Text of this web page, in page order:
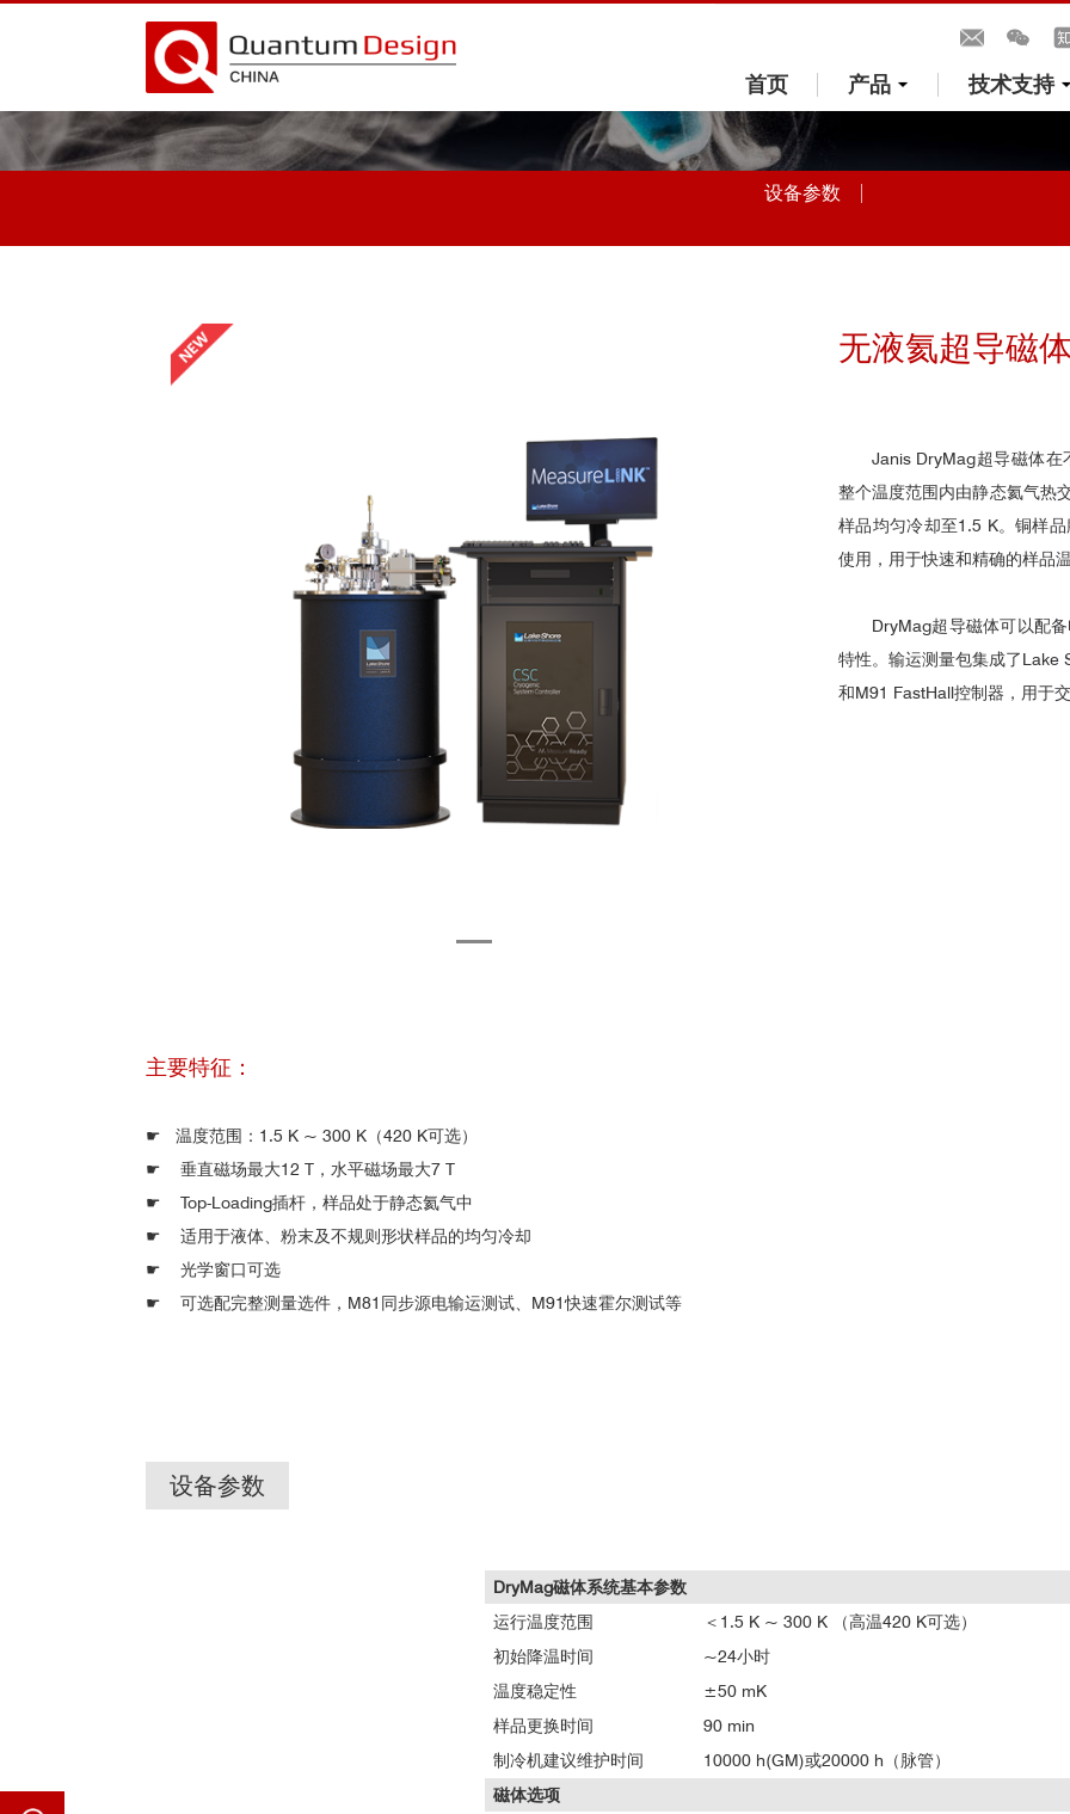
首页 产品 技术支持
设备参数
无液氦超导磁
Janis DryMag超导磁体
整个温度范围内由静态氦气热
样品均匀冷却至1.5 K。铜样
使用，用于快速和精确的样品
DryMag超导磁体可以配
特性。输运测量包集成了Lake
和M91 FastHall控制器，用于
主要特征：
☛ 温度范围：1.5 K ~ 300 K（420 K可选）
☛ 垂直磁场最大12 T，水平磁场最大7 T
☛ Top-Loading插杆，样品处于静态氦气中
☛ 适用于液体、粉末及不规则形状样品的均匀冷却
☛ 光学窗口可选
☛ 可选配完整测量选件，M81同步源电输运测试、M91快速霍尔测试等
设备参数
DryMag磁体系统基本参数
运行温度范围
＜1.5 K ~ 300 K （高温420 K可选）
初始降温时间
~24小时
温度稳定性
±50 mK
样品更换时间
90 min
制冷机建议维护时间
10000 h(GM)或20000 h（脉管）
磁体选项